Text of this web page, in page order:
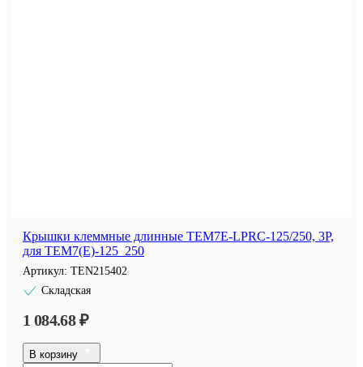
Крышки клеммные длинные TEM7E-LPRC-125/250, 3P,
для TEM7(E)-125_250
Артикул: TEN215402
Складская
1 084.68 ₽
В корзину